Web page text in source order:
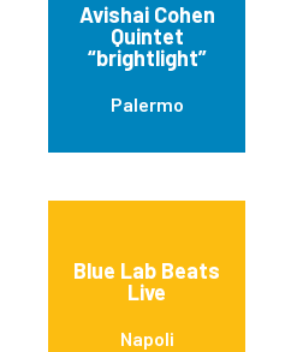
Avishai Cohen
Quintet
“brightlight”
Palermo
Blue Lab Beats
Live
Napoli